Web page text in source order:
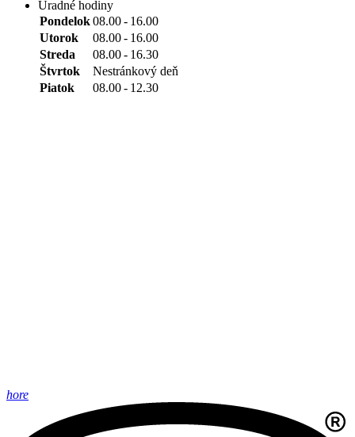
Úradné hodiny
Pondelok08.00- 16.00
Utorok
08.00- 16.00
Streda
08.00- 16.30
Štvrtok
Nestránkový deň
Piatok
08.00- 12.30
hore